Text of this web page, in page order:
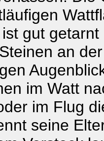
gut
an
im Watt
im Flug
seine